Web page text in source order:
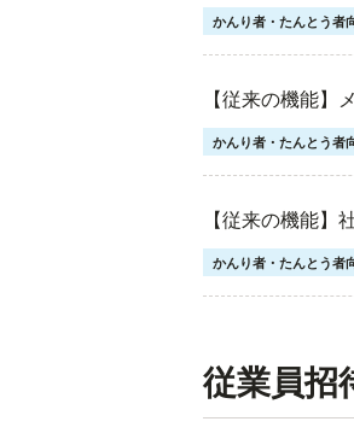
かんり者・たんとう者
【従来の機能
かんり者・たんとう者
【従来の機能
かんり者・たんとう者
従業員招